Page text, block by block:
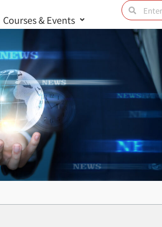
Courses & Events
SearchSearch